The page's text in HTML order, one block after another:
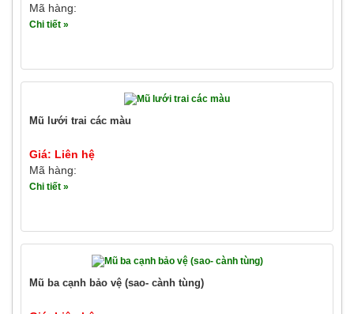
Mã hàng:
Chi tiết »
Mũ lưới trai các màu
Giá: Liên hệ
Mã hàng:
Chi tiết »
Mũ ba cạnh bảo vệ (sao- cành tùng)